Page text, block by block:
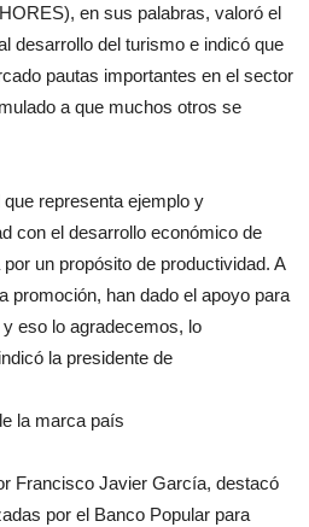
en sus palabras, valoró el
desarrollo del turismo e indicó que
pautas importantes en el sector
a que muchos otros se
representa ejemplo y
con el desarrollo económico de
un propósito de productividad. A
promoción, han dado el apoyo para
eso lo agradecemos, lo
la presidente de
la marca país
Francisco Javier García, destacó
por el Banco Popular para